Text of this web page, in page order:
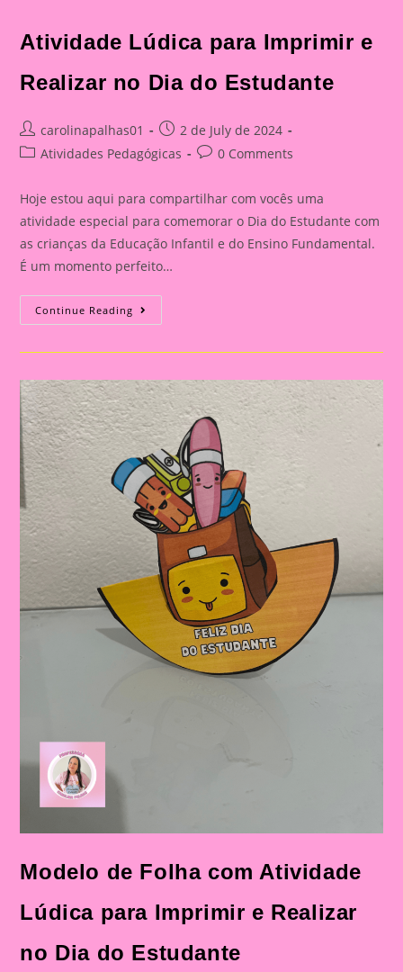
Dia
Do
Atividade Lúdica para Imprimir e
Realizar no Dia do Estudante
Post
author:
carolinapalhas01
Post
published:
2 de July de 2024
PostAtividades Pedagógicas
Post0 Comments
Hoje estou aqui para compartilhar com vocês uma
atividade especial para comemorar o Dia do Estudante com
as crianças da Educação Infantil e do Ensino Fundamental.
É um momento perfeito…
Continue Reading Atividade
Lúdica
Imprimir
No
Dia
Do
Estudante
Modelo de Folha com Atividade
Lúdica para Imprimir e Realizar
no Dia do Estudante